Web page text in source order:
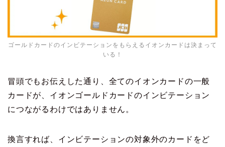
ゴールドカードのインビテーションをもらえるイオンカードは決まって
いる！
冒頭でもお伝えした通り、全てのイオンカードの一般
カードが、イオンゴールドカードのインビテーション
につながるわけではありません。
換言すれば、インビテーションの対象外のカードをど